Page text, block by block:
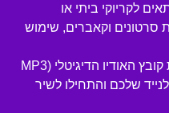
לקריוקי ביתי או
סרטונים וקאברים, שימוש
הורידו את קובץ האודיו הדיגיטלי (MP3
שלכם והתחילו לשיר